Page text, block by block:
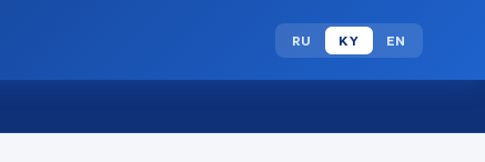
RU KY EN